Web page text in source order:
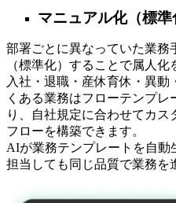
マニュアル化（標
部署ごとに異なっていた業務
（標準化）することで属人化
入社・退職・産休育休・異動
くある業務はフローテンプ
り、自社規定に合わせてカ
フローを構築できます。
AIが業務テンプレートを自
担当しても同じ品質で業務を